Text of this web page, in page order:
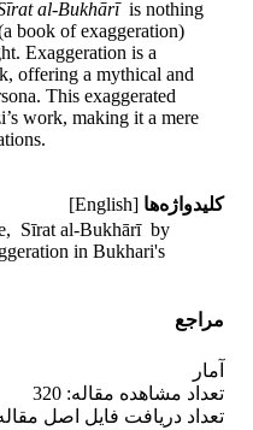
al-Bukhārī is nothing
book of exaggeration)
Exaggeration is a
offering a mythical and
This exaggerated
work, making it a mere
کلیدواژه‌ها [English]
Sīrat al-Bukhārī by
in Bukhari's
مراجع
آمار
تعداد مشاهده مقاله: 320
تعداد دریافت فایل اصل مقاله: